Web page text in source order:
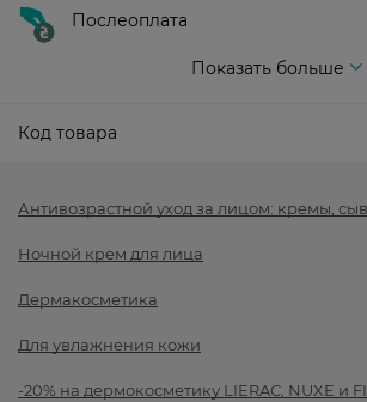
Послеоплата
Показать больше
Код товара
Антивозрастной уход за лицом: кремы,
Ночной крем для лица
Дермакосметика
Для увлажнения кожи
-20% на дермокосметику LIERAC, NUXE и